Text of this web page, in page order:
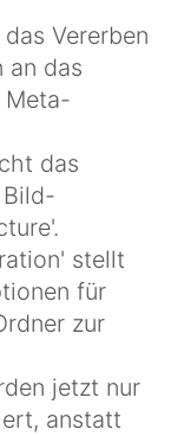
Vererben
an das
Meta-
das
stellt
für
zur
jetzt nur
anstatt